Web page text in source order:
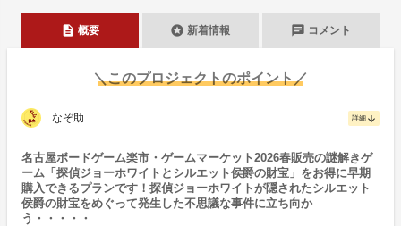
description 概要 stars 新着情報 chat コメント
＼このプロジェクトのポイント／
なぞ助 詳細 arrow_downward
名古屋ボードゲーム楽市・ゲームマーケット2026春販売の謎解きゲ
ーム「探偵ジョーホワイトとシルエット侯爵の財宝」をお得に早期
購入できるプランです！探偵ジョーホワイトが隠されたシルエット
侯爵の財宝をめぐって発生した不思議な事件に立ち向か
う・・・・・